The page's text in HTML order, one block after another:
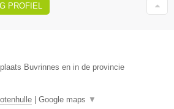
PROFIEL
Buvrinnes en in de provincie
| Google maps ▼